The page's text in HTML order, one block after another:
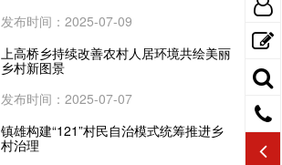
发布时间：2025-07-09
上高桥乡持续改善农村人居环境共绘美丽
乡村新图景
发布时间：2025-07-07
镇雄构建“121”村民自治模式统筹推进乡
村治理